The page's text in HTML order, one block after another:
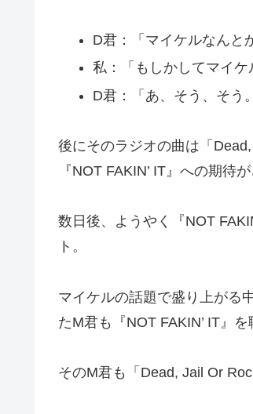
D君：「マイケルなんと
私：「もしかしてマイケ
D君：「あ、そう、そう
後にそのラジオの曲は「
『NOT FAKIN’ IT』への期待
数日後、ようやく『NOT
ト。
マイケルの話題で盛り上がる
たM君も『NOT FAKIN’ IT』を
そのM君も「Dead, Jail Or